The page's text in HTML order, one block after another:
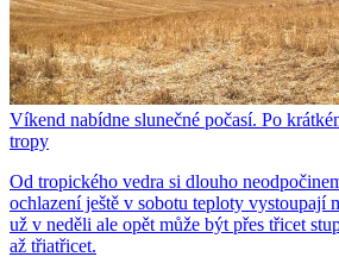
Víkend nabídne slunečné počasí. Po
tropy
Od tropického vedra si dlouho
ochlazení ještě v sobotu teploty vystoupají
už v neděli ale opět může být přes třicet
až třiatřicet.